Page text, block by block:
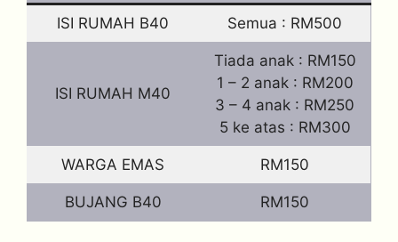
ISI RUMAH B40 Semua : RM500
ISI RUMAH M40
Tiada anak : RM150
1 – 2 anak : RM200
3 – 4 anak : RM250
5 ke atas : RM300
WARGA EMAS RM150
BUJANG B40 RM150